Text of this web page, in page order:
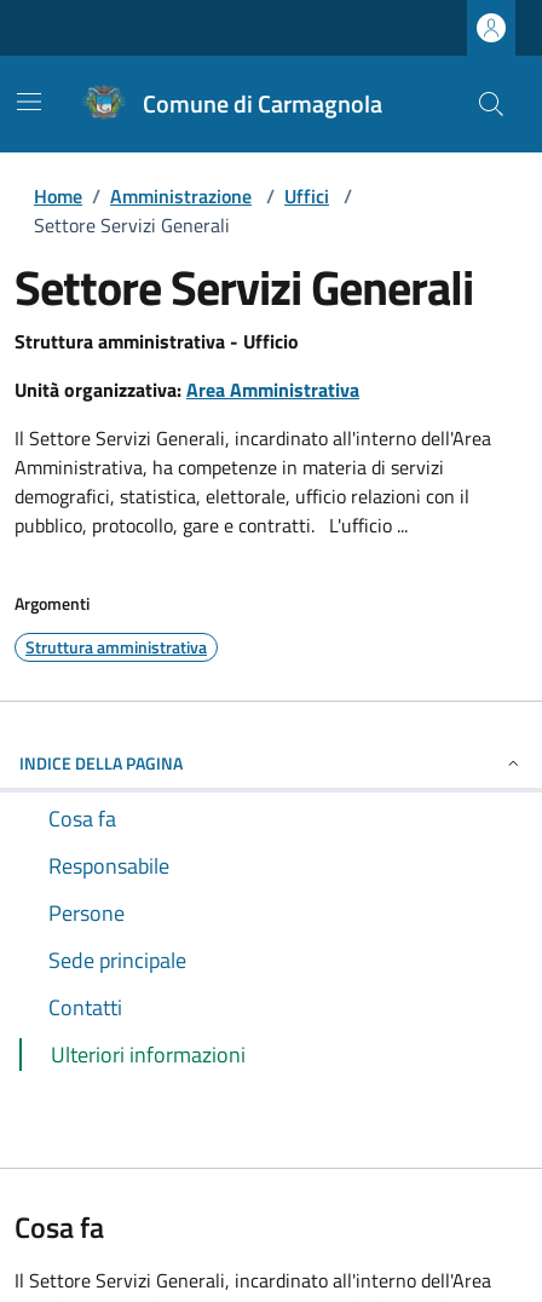
Comune di Carmagnola
Home / Amministrazione / Uffici /
Settore Servizi Generali
Settore Servizi Generali
Struttura amministrativa - Ufficio
Unità organizzativa:Area Amministrativa
Il Settore Servizi Generali, incardinato all'interno dell'Area
Amministrativa, ha competenze in materia di servizi
demografici, statistica, elettorale, ufficio relazioni con il
pubblico, protocollo, gare e contratti. L'ufficio ...
Argomenti
Struttura amministrativa
INDICE DELLA PAGINA
Cosa fa
Responsabile
Persone
Sede principale
Contatti
Ulteriori informazioni
Cosa fa
Il Settore Servizi Generali, incardinato all'interno dell'Area